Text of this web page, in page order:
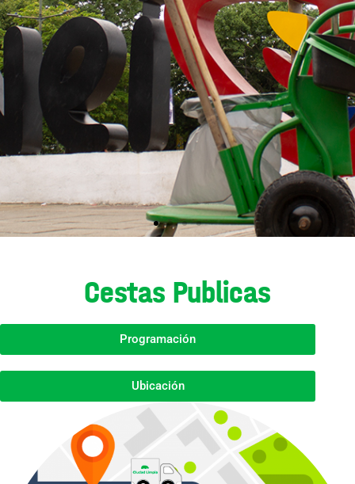
Cestas Publicas
Programación
Ubicación